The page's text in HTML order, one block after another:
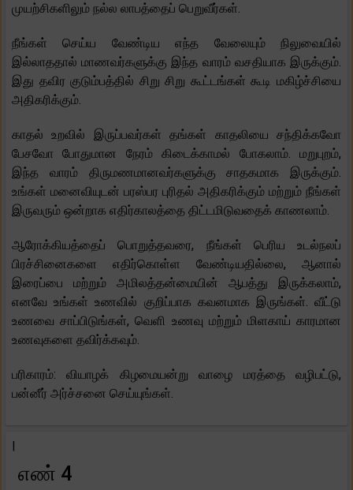
முயற்சிகளிலும் நல்ல லாபத்தைப் பெறுவீர்கள்.
நீங்கள் செய்ய வேண்டிய எந்த வேலையும் நிலுவையில்
இல்லாததால் மாணவர்களுக்கு இந்த வாரம் வசதியாக இருக்கும்.
இது தவிர குடும்பத்தில் சிறு சிறு கூட்டங்கள் கூடி மகிழ்ச்சியை
அதிகரிக்கும்.
காதல் உறவில் இருப்பவர்கள் தங்கள் காதலியை சந்திக்கவோ
பேசவோ போதுமான நேரம் கிடைக்காமல் போகலாம். மறுபுறம்,
இந்த வாரம் திருமணமானவர்களுக்கு சாதகமாக இருக்கும்.
உங்கள் மனைவியுடன் பரஸ்பர புரிதல் அதிகரிக்கும் மற்றும் நீங்கள்
இருவரும் ஒன்றாக எதிர்காலத்தை திட்டமிடுவதைக் காணலாம்.
ஆரோக்கியத்தைப் பொறுத்தவரை, நீங்கள் பெரிய உடல்நலப்
பிரச்சினைகளை எதிர்கொள்ள வேண்டியதில்லை, ஆனால்
இரைப்பை மற்றும் அமிலத்தன்மையின் ஆபத்து இருக்கலாம்,
எனவே உங்கள் உணவில் குறிப்பாக கவனமாக இருங்கள். வீட்டு
உணவை சாப்பிடுங்கள், வெளி உணவு மற்றும் மிளகாய் காரமான
உணவுகளை தவிர்க்கவும்.
பரிகாரம்: வியாழக் கிழமையன்று வாழை மரத்தை வழிபட்டு,
பன்னீர் அர்ச்சனை செய்யுங்கள்.
|
எண் 4